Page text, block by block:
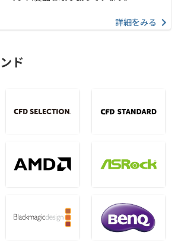
詳細をみる
ド